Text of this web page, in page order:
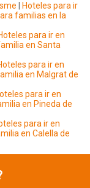
Hoteles para ir
familias en la
para ir en
en Santa
para ir en
en Malgrat de
para ir en
en Pineda de
para ir en
en Calella de